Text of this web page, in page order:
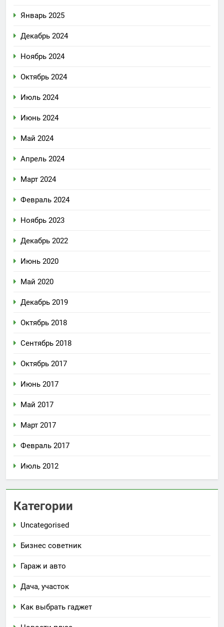
Январь 2025
Декабрь 2024
Ноябрь 2024
Октябрь 2024
Июль 2024
Июнь 2024
Май 2024
Апрель 2024
Март 2024
Февраль 2024
Ноябрь 2023
Декабрь 2022
Июнь 2020
Май 2020
Декабрь 2019
Октябрь 2018
Сентябрь 2018
Октябрь 2017
Июнь 2017
Май 2017
Март 2017
Февраль 2017
Июль 2012
Категории
Uncategorised
Бизнес советник
Гараж и авто
Дача, участок
Как выбрать гаджет